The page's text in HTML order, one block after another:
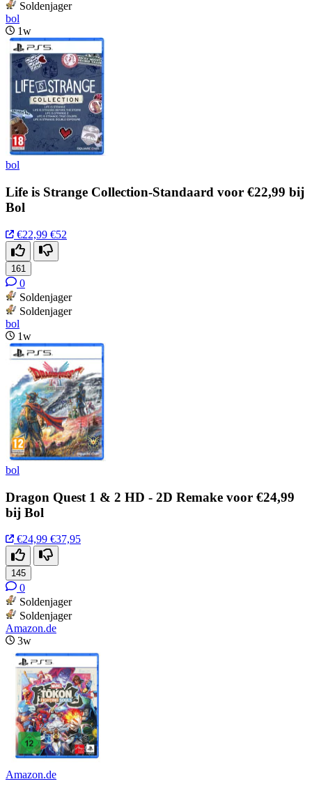
Soldenjager
bol
1w
bol
Life is Strange Collection-Standaard voor €22,99 bij
Bol
€22,99 €52
161
0
Soldenjager
Soldenjager
bol
1w
bol
Dragon Quest 1 & 2 HD - 2D Remake voor €24,99
bij Bol
€24,99 €37,95
145
0
Soldenjager
Soldenjager
Amazon.de
3w
Amazon.de